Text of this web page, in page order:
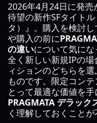
2026年4月24日に発
待望の新作SFタイト
タ）』。購入を検討
や購入の前に
の違いについて気に
全く新しい新規IPの
ィションのどちらを
ものです。限定コン
とって最適な価値を手
PRAGMATA デラック
く理解しておくことが